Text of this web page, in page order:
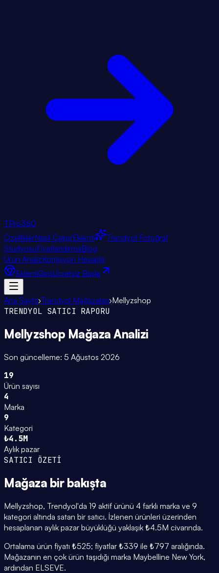
TPro360
ÖzelliklerNasıl ÇalışırEklenti
Trendyol Fotoğraf
StüdyosuFiyatlandırmaBlog
Ürün AnalizKomisyon Hesapla
EklentiGirişÜcretsiz Başla
Ana Sayfa›Trendyol Mağazaları›Mellyzshop
TRENDYOL SATICI RAPORU
Mellyzshop Mağaza Analizi
Son güncelleme: 5 Ağustos 2026
19
Ürün sayısı
4
Marka
9
Kategori
₺4.5M
Aylık pazar
SATICI ÖZETİ
Mağaza bir bakışta
Mellyzshop, Trendyol'da 19 aktif ürünü 4 farklı marka ve 9
kategori altında satan bir satıcı. İzlenen ürünleri üzerinden
hesaplanan aylık pazar büyüklüğü yaklaşık ₺4.5M civarında.
Ortalama ürün fiyatı ₺525; fiyatlar ₺339 ile ₺797 aralığında.
Mağazanın en çok ürün taşıdığı marka Maybelline New York,
ardından ELSEVE.